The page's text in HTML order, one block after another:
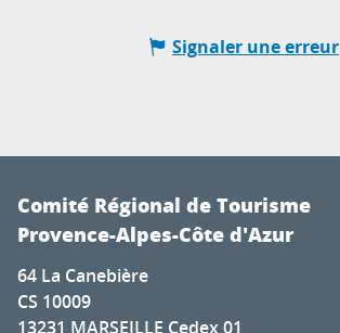
Signaler une erreur
Comité Régional de Tourisme
Provence-Alpes-Côte d'Azur
64 La Canebière
CS 10009
13231 MARSEILLE Cedex 01